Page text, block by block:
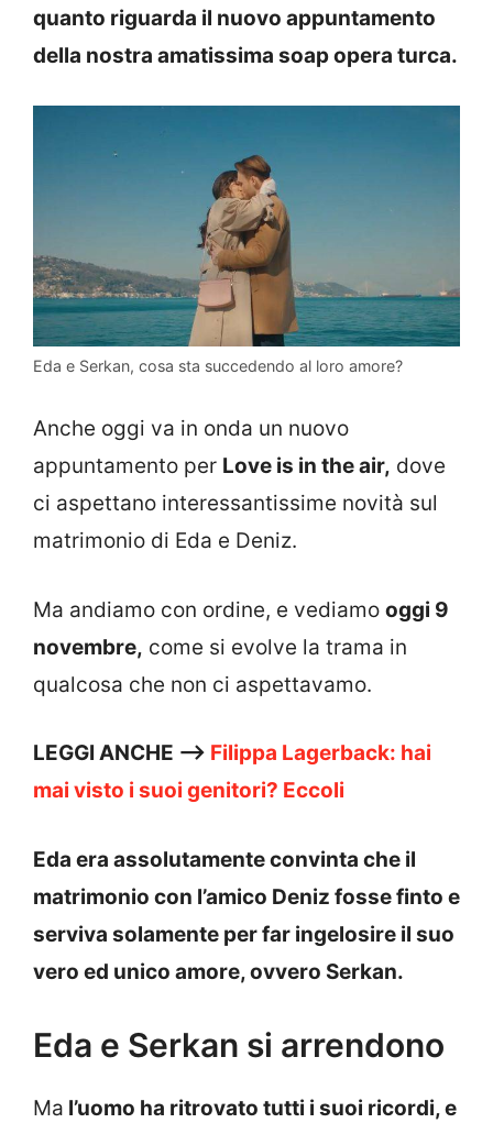
quanto riguarda il nuovo appuntamento
della nostra amatissima soap opera turca.
Eda e Serkan, cosa sta succedendo al loro amore?
Anche oggi va in onda un nuovo
appuntamento per Love is in the air, dove
ci aspettano interessantissime novità sul
matrimonio di Eda e Deniz.
Ma andiamo con ordine, e vediamo oggi 9
novembre, come si evolve la trama in
qualcosa che non ci aspettavamo.
LEGGI ANCHE —> Filippa Lagerback: hai
mai visto i suoi genitori? Eccoli
Eda era assolutamente convinta che il
matrimonio con l’amico Deniz fosse finto e
serviva solamente per far ingelosire il suo
vero ed unico amore, ovvero Serkan.
Eda e Serkan si arrendono
Ma l’uomo ha ritrovato tutti i suoi ricordi, e